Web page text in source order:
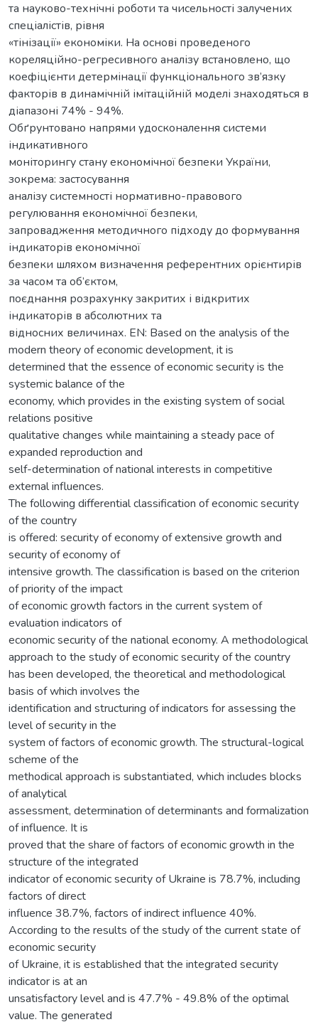
та науково-технічні роботи та чисельності залучених
спеціалістів, рівня
«тінізації» економіки. На основі проведеного
кореляційно-регресивного аналізу встановлено, що
коефіцієнти детермінації функціонального зв’язку
факторів в динамічній імітаційній моделі знаходяться в
діапазоні 74% - 94%.
Обґрунтовано напрями удосконалення системи
індикативного
моніторингу стану економічної безпеки України,
зокрема: застосування
аналізу системності нормативно-правового
регулювання економічної безпеки,
запровадження методичного підходу до формування
індикаторів економічної
безпеки шляхом визначення референтних орієнтирів
за часом та об’єктом,
поєднання розрахунку закритих і відкритих
індикаторів в абсолютних та
відносних величинах. EN: Based on the analysis of the
modern theory of economic development, it is
determined that the essence of economic security is the
systemic balance of the
economy, which provides in the existing system of social
relations positive
qualitative changes while maintaining a steady pace of
expanded reproduction and
self-determination of national interests in competitive
external influences.
The following differential classification of economic security
of the country
is offered: security of economy of extensive growth and
security of economy of
intensive growth. The classification is based on the criterion
of priority of the impact
of economic growth factors in the current system of
evaluation indicators of
economic security of the national economy. A methodological
approach to the study of economic security of the country
has been developed, the theoretical and methodological
basis of which involves the
identification and structuring of indicators for assessing the
level of security in the
system of factors of economic growth. The structural-logical
scheme of the
methodical approach is substantiated, which includes blocks
of analytical
assessment, determination of determinants and formalization
of influence. It is
proved that the share of factors of economic growth in the
structure of the integrated
indicator of economic security of Ukraine is 78.7%, including
factors of direct
influence 38.7%, factors of indirect influence 40%.
According to the results of the study of the current state of
economic security
of Ukraine, it is established that the integrated security
indicator is at an
unsatisfactory level and is 47.7% - 49.8% of the optimal
value. The generated